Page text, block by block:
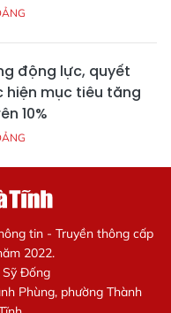
động lực, quyết
hiện mục tiêu tăng
10%
tin - Truyền thông cấp
2022.
Sỹ Đống
Phùng, phường Thành